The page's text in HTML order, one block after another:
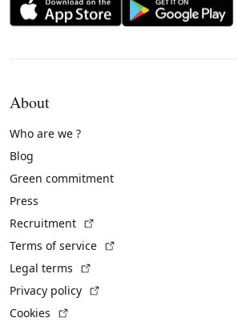
About
Who are we ?
Blog
Green commitment
Press
Recruitment
Terms of service
Legal terms
Privacy policy
Cookies